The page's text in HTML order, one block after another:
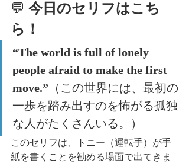
💬 今日のセリフはこち
ら！
“The world is full of lonely
people afraid to make the first
move.” （この世界には、最初の
一歩を踏み出すのを怖がる孤独
な人がたくさんいる。）
このセリフは、トニー（運転手）が手
紙を書くことを勧める場面で出てきま